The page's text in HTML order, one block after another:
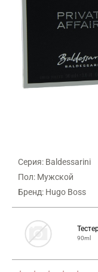
Серия: Baldessarini
Пол: Мужской
Бренд: Hugo Boss
90ml